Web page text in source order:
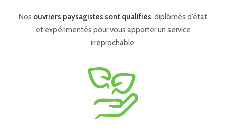
Nos ouvriers paysagistes sont qualifiés, diplômés d’état
et expérimentés pour vous apporter un service
irréprochable.